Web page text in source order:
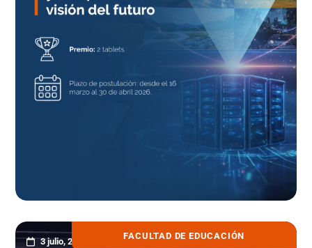
FACULTAD DE EDUCACIÓN
3 julio, 2026